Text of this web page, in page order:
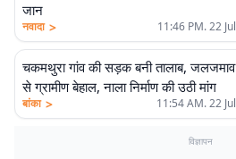
जान
नवादा > 11:46 PM. 22 Jul
चकमथुरा गांव की सड़क बनी तालाब, जलजमाव
से ग्रामीण बेहाल, नाला निर्माण की उठी मांग
बांका > 11:54 AM. 22 Jul
विज्ञापन